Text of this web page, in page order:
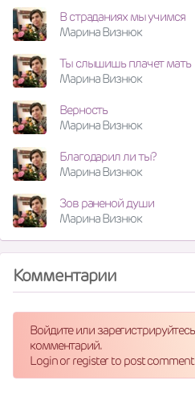
В страданиях мы учимся
Марина Визнюк
Ты слышишь плачет мать
Марина Визнюк
Верность
Марина Визнюк
Благодарил ли ты?
Марина Визнюк
Зов раненой души
Марина Визнюк
Комментарии
Войдите или
комментарий.
Login or register to post